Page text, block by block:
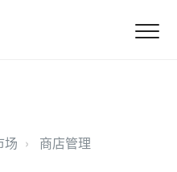
场
商店管理